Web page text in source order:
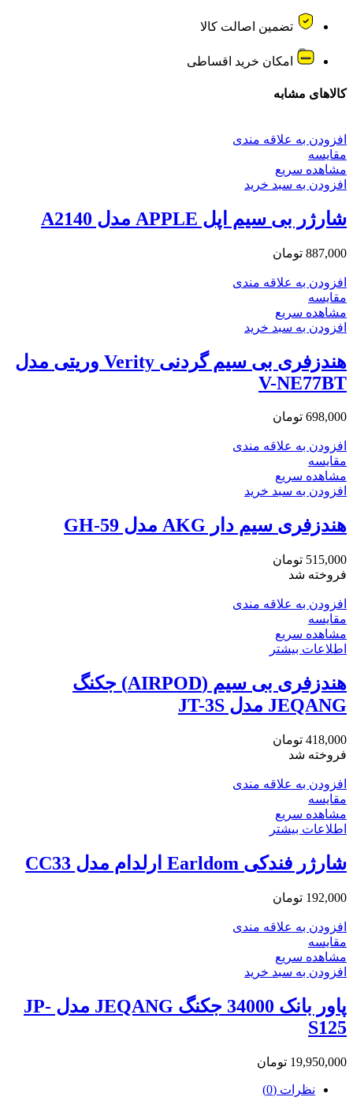
تضمین اصالت کالا
امکان خرید اقساطی
کالاهای مشابه
افزودن به علاقه مندی
مقایسه
مشاهده سریع
افزودن به سبد خرید
شارژر بی سیم اپل APPLE مدل A2140
887,000 تومان
افزودن به علاقه مندی
مقایسه
مشاهده سریع
افزودن به سبد خرید
هندزفری بی سیم گردنی Verity وریتی مدل
V-NE77BT
698,000 تومان
افزودن به علاقه مندی
مقایسه
مشاهده سریع
افزودن به سبد خرید
هندزفری سیم دار AKG مدل GH-59
515,000 تومان
فروخته شد
افزودن به علاقه مندی
مقایسه
مشاهده سریع
اطلاعات بیشتر
هندزفری بی سیم (AIRPOD) جکنگ
JEQANG مدل JT-3S
418,000 تومان
فروخته شد
افزودن به علاقه مندی
مقایسه
مشاهده سریع
اطلاعات بیشتر
شارژر فندکی Earldom ارلدام مدل CC33
192,000 تومان
افزودن به علاقه مندی
مقایسه
مشاهده سریع
افزودن به سبد خرید
پاور بانک 34000 جکنگ JEQANG مدل JP-
S125
19,950,000 تومان
نظرات (0)